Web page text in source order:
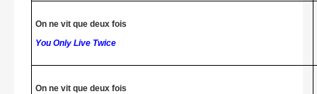
On ne vit que deux fois
You Only Live Twice
On ne vit que deux fois